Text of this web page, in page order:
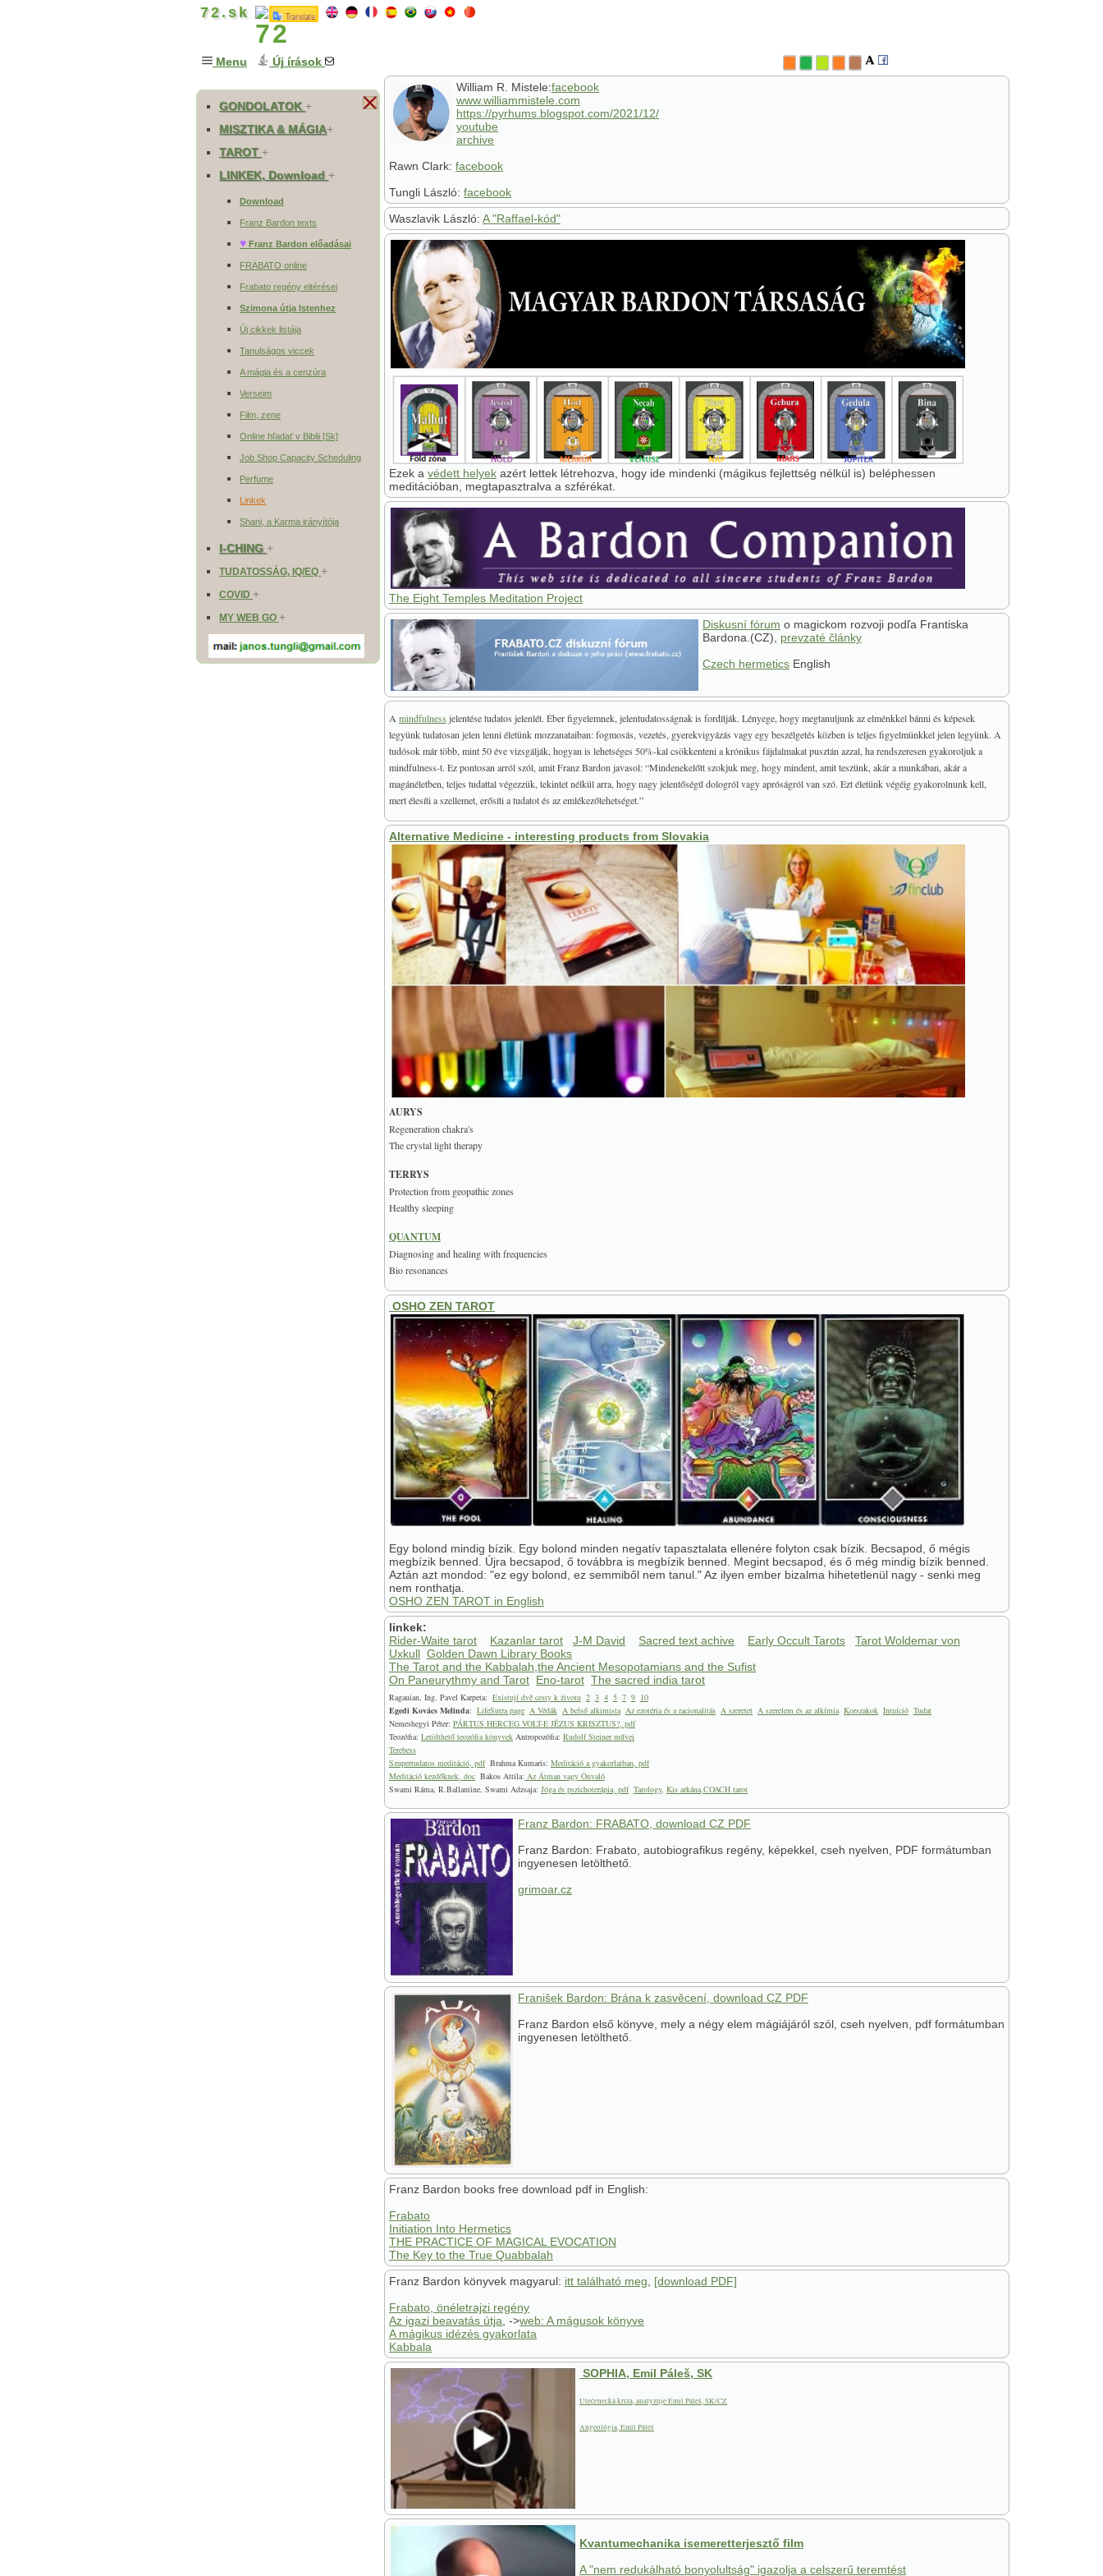
72.sk
Menu Új írások
GONDOLATOK +
MISZTIKA & MÁGIA+
TAROT+
LINKEK, Download +
Download
Franz Bardon texts
♥ Franz Bardon előadásai
FRABATO online
Frabato regény eltérései
Szimona útja Istenhez
Új cikkek listája
Tanulságos viccek
A mágia és a cenzúra
Verseim
Film, zene
Online hľadať v Biblii [Sk]
Job Shop Capacity Scheduling
Perfume
Linkek
Shani, a Karma irányítója
I-CHING +
TUDATOSSÁG, IQ/EQ +
COVID +
MY WEB GO +
William R. Mistele:facebook
www.williammistele.com
https://pyrhums.blogspot.com/2021/12/
youtube
archive
Rawn Clark: facebook
Tungli László: facebook
Waszlavik László: A "Raffael-kód"
Ezek a védett helyek azért lettek létrehozva, hogy ide mindenki (mágikus fejlettség nélkül is) beléphessen
meditációban, megtapasztralva a szférékat.
The Eight Temples Meditation Project
Diskusní fórum o magickom rozvoji podľa Frantiska
Bardona.(CZ), prevzaté články
Czech hermetics English
Amindfulness jelentése tudatos jelenlét. Éber figyelemnek, jelentudatosságnak is fordítják. Lényege, hogy megtanuljunk az elménkkel bánni és képesek
legyünk tudatosan jelen lenni életünk mozzanataiban: fogmosás, vezetés, gyerekvigyázás vagy egy beszélgetés közben is teljes figyelmünkkel jelen legyünk. A
tudósok már több, mint 50 éve vizsgálják, hogyan is lehetséges 50%-kal csökkenteni a krónikus fájdalmakat pusztán azzal, ha rendszeresen gyakoroljuk a
mindfulness-t. Ez pontosan arról szól, amit Franz Bardon javasol: “Mindenekelőtt szokjuk meg, hogy mindent, amit teszünk, akár a munkában, akár a
magánéletben, teljes tudattal végezzük, tekintet nélkül arra, hogy nagy jelentőségű dologról vagy apróságról van szó. Ezt életünk végéig gyakorolnunk kell,
mert élesíti a szellemet, erősíti a tudatot és az emlékezőtehetséget.”
Alternative Medicine - interesting products from Slovakia
AURYS
Regeneration chakra's
The crystal light therapy
TERRYS
Protection from geopathic zones
Healthy sleeping
QUANTUM
Diagnosing and healing with frequencies
Bio resonances
OSHO ZEN TAROT
Egy bolond mindig bízik. Egy bolond minden negatív tapasztalata ellenére folyton csak bízik. Becsapod, ő mégis
megbízik benned. Újra becsapod, ő továbbra is megbízik benned. Megint becsapod, és ő még mindig bízik benned.
Aztán azt mondod: "ez egy bolond, ez semmiből nem tanul." Az ilyen ember bizalma hihetetlenül nagy - senki meg
nem ronthatja.
OSHO ZEN TAROT in English
linkek:
Rider-Waite tarot
Kazanlar tarot J-M David Sacred text achive Early Occult Tarots
Tarot Woldemar von
Uxkull Golden Dawn Library Books
The Tarot and the Kabbalah,the Ancient Mesopotamians and the Sufist
On Paneurythmy and Tarot Eno-tarot The sacred india tarot
Ragauian, Ing. Pavel Karpeta: Existují dvě cesty k životu 2 3 4 5 7 9 10
Egedi Kovács Melinda: LifeSutra page A Védák A belső alkimista Az ezotéria és a racionalitás A szeretet A szerelem és az alkímia Korszakok Intuíció Tudat
Nemeshegyi Péter: PÁRTUS HERCEG VOLT-E JÉZUS KRISZTUS?, pdf
Teozófia: Letölthető teozófia könyvek Antropozófia: Rudolf Steiner művei
Terebess
Szupertudatos meditáció, pdfBrahma Kumaris: Meditáció a gyakorlatban, pdf
Meditáció kezdőknek, doc Bakos Attila: Az Átman vagy Önvaló
Swami Ráma, R.Ballantine, Swami Adzsaja: Jóga és pszichoterápia, pdf Tarology, Kis arkána,COACH tarot
Franz Bardon: FRABATO, download CZ PDF
Franz Bardon: Frabato, autobiografikus regény, képekkel, cseh nyelven, PDF formátumban
ingyenesen letölthető.
grimoar.cz
Franišek Bardon: Brána k zasvěcení, download CZ PDF
Franz Bardon első könyve, mely a négy elem mágiájáról szól, cseh nyelven, pdf formátumban
ingyenesen letölthető.
Franz Bardon books free download pdf in English:
Frabato
Initiation Into Hermetics
THE PRACTICE OF MAGICAL EVOCATION
The Key to the True Quabbalah
Franz Bardon könyvek magyarul: itt található meg
[download PDF]
Frabato, önéletrajzi regény
Az igazi beavatás útja , ->web: A mágusok könyve
A mágikus idézés gyakorlata
Kabbala
SOPHIA, Emil Páleš, SK
Utečenecká kríza, analyzuje Emil Páleš, SK/CZ
Angeológia, Emil Páleš
Kvantumechanika isemeretterjesztő film
A "nem redukálható bonyolultság" igazolja a celszerű teremtést